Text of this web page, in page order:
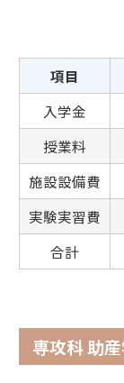
項目
入学金
授業料
施設設備費
実験実習費
合計
専攻科 助